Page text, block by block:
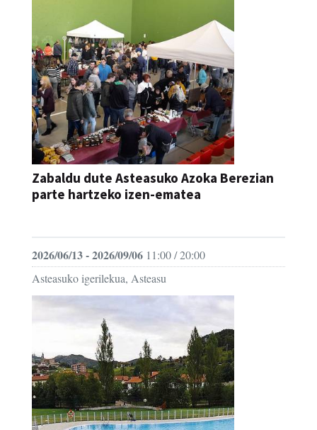
Zabaldu dute Asteasuko Azoka Berezian
parte hartzeko izen-ematea
2026/06/13 - 2026/09/06 11:00 / 20:00
Asteasuko igerilekua, Asteasu